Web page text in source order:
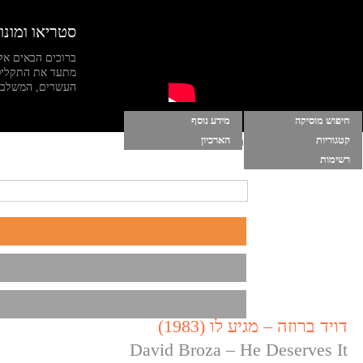
סטריאו ומונו
ברוכים הבאים
מתעד את
העשרים, המשלב
חיפוש מוסיקה
מידע נוסף
קטגוריות
הארכיון
רשימות
הרשימות שלי התחברות |הפעל מוסיקה ברקע
דויד ברוזה – מגיע לו (1983)
David Broza – He Deserves It